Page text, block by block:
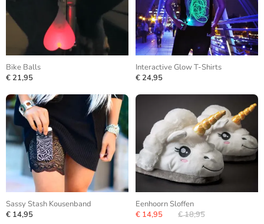
Bike Balls
€ 21,95
Interactive Glow T-Shirts
€ 24,95
Sassy Stash Kousenband
€ 14,95
Eenhoorn Sloffen
€ 14,95
€ 18,95